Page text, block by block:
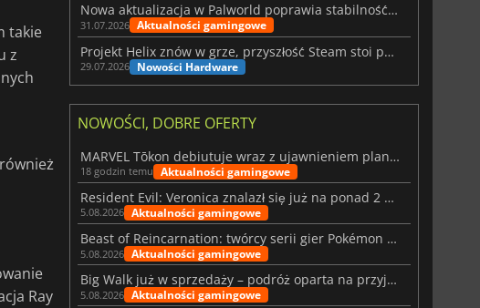
takie
z
Ray
Nowa aktualizacja w Palworld poprawia stabilność Sunreach i walk z bossami
31.07.2026 Aktualności gamingowe
Projekt Helix znów w grze, przyszłość Steam stoi pod znakiem zapytania
29.07.2026 Nowości Hardware
NOWOŚCI, DOBRE OFERTY
MARVEL Tōkon debiutuje wraz z ujawnieniem planu rozwoju na pierwszy rok
18 godzin temu Aktualności gamingowe
Resident Evil: Veronica znalazł się już na ponad 2 milionach list życzeń
5.08.2026 Aktualności gamingowe
Beast of Reincarnation: twórcy serii gier Pokémon wkraczają na nową ścieżkę
5.08.2026 Aktualności gamingowe
Big Walk już w sprzedaży – podróż oparta na przyjaźni
5.08.2026 Aktualności gamingowe